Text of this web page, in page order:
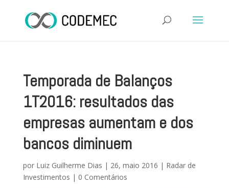
Temporada de Balanços
1T2016: resultados das
empresas aumentam e dos
bancos diminuem
por Luiz Guilherme Dias | 26, maio 2016 | Radar de
Investimentos | 0 Comentários